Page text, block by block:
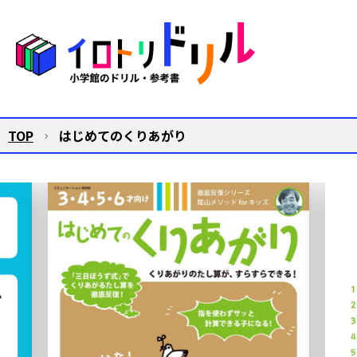
TOP はじめてのくりあがり